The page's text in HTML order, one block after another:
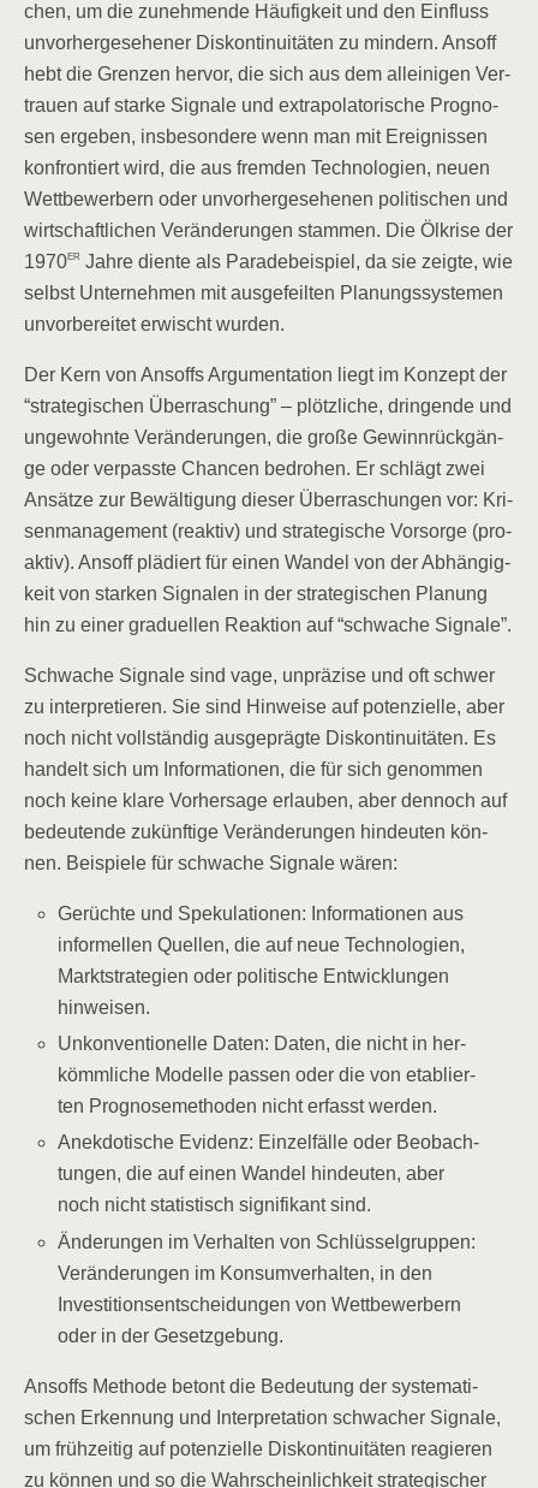
chen, um die zuneh­men­de Häu­fig­keit und den Ein­fluss
unvor­her­ge­se­he­ner Dis­kon­ti­nui­tä­ten zu min­dern. Ansoff
hebt die Gren­zen her­vor, die sich aus dem allei­ni­gen Ver­
trau­en auf star­ke Signa­le und extra­po­la­to­ri­sche Pro­gno­
sen erge­ben, ins­be­son­de­re wenn man mit Ereig­nis­sen
kon­fron­tiert wird, die aus frem­den Tech­no­lo­gien, neu­en
Wett­be­wer­bern oder unvor­her­ge­se­he­nen poli­ti­schen und
wirt­schaft­li­chen Ver­än­de­run­gen stam­men. Die Ölkri­se der
1970er Jah­re dien­te als Para­de­bei­spiel, da sie zeig­te, wie
selbst Unter­neh­men mit aus­ge­feil­ten Pla­nungs­sys­te­men
unvor­be­rei­tet erwischt wurden.
Der Kern von Ansoffs Argu­men­ta­ti­on liegt im Kon­zept der
“stra­te­gi­schen Über­ra­schung” – plötz­li­che, drin­gen­de und
unge­wohn­te Ver­än­de­run­gen, die gro­ße Gewinn­rück­gän­
ge oder ver­pass­te Chan­cen bedro­hen. Er schlägt zwei
Ansät­ze zur Bewäl­ti­gung die­ser Über­ra­schun­gen vor: Kri­
sen­ma­nage­ment (reak­tiv) und stra­te­gi­sche Vor­sor­ge (pro­
ak­tiv). Ansoff plä­diert für einen Wan­del von der Abhän­gig­
keit von star­ken Signa­len in der stra­te­gi­schen Pla­nung
hin zu einer gra­du­el­len Reak­ti­on auf “schwa­che Signale”.
Schwa­che Signa­le sind vage, unprä­zi­se und oft schwer
zu inter­pre­tie­ren. Sie sind Hin­wei­se auf poten­zi­el­le, aber
noch nicht voll­stän­dig aus­ge­präg­te Dis­kon­ti­nui­tä­ten. Es
han­delt sich um Infor­ma­tio­nen, die für sich genom­men
noch kei­ne kla­re Vor­her­sa­ge erlau­ben, aber den­noch auf
bedeu­ten­de zukünf­ti­ge Ver­än­de­run­gen hin­deu­ten kön­
nen. Bei­spie­le für schwa­che Signa­le wären:
Gerüch­te und Spe­ku­la­tio­nen: Infor­ma­tio­nen aus
infor­mel­len Quel­len, die auf neue Tech­no­lo­gien,
Markt­stra­te­gien oder poli­ti­sche Ent­wick­lun­gen
hinweisen.
Unkon­ven­tio­nel­le Daten: Daten, die nicht in her­
kömm­li­che Model­le pas­sen oder die von eta­blier­
ten Pro­gno­se­me­tho­den nicht erfasst werden.
Anek­do­ti­sche Evi­denz: Ein­zel­fäl­le oder Beob­ach­
tun­gen, die auf einen Wan­del hin­deu­ten, aber
noch nicht sta­tis­tisch signi­fi­kant sind.
Ände­run­gen im Ver­hal­ten von Schlüs­sel­grup­pen:
Ver­än­de­run­gen im Kon­sum­ver­hal­ten, in den
Inves­ti­ti­ons­ent­schei­dun­gen von Wett­be­wer­bern
oder in der Gesetzgebung.
Ansoffs Metho­de betont die Bedeu­tung der sys­te­ma­ti­
schen Erken­nung und Inter­pre­ta­ti­on schwa­cher Signa­le,
um früh­zei­tig auf poten­zi­el­le Dis­kon­ti­nui­tä­ten reagie­ren
zu kön­nen und so die Wahr­schein­lich­keit stra­te­gi­scher